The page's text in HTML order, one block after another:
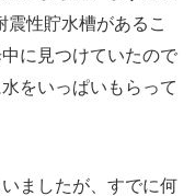
性貯水槽があるこ
に見つけていたので
をいっぱいもらって
ましたが、すでに何